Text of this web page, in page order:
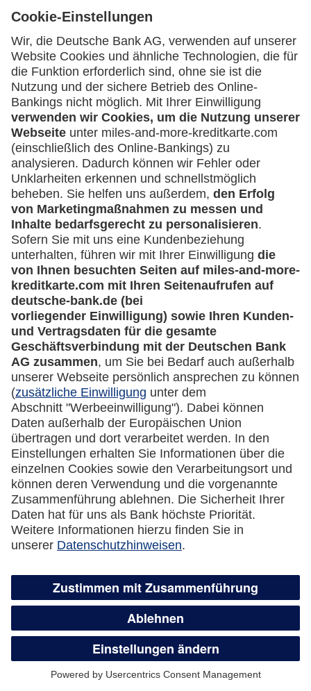
Welches Verfahren gilt für
Steuerausländer:innen?
Was kann ich tun, wenn ich über eine
Umsatzanfrage informiert werde, die ich
nicht veranlasst habe?
Sperren der Lufthansa Miles & More
Credit Card
Muss ich meine Lufthansa Miles & More
Credit Card sofort sperren, wenn ich einen
Kartenumsatz nicht zuordnen kann?
Ich möchte meine Karte sperren - was muss
ich tun?
Bekomme ich nach Sperrung meiner
Kreditkarte automatisch eine neue Karte
zugesandt?
Was passiert mit dem Guthaben auf der
gesperrten Kreditkarte?
Wie kündige ich meine Lufthansa Miles &
More Credit Card?
Guthabenauszahlung und flexible
Teilzahlung
Wie funktioniert der Überweisungsservice?
Was ist der Unterschied zwischen